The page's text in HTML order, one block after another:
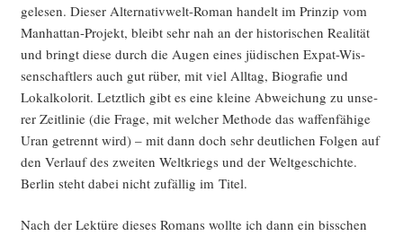
gele­sen. Die­ser Alter­na­tiv­welt-Roman han­delt im Prin­zip vom
Man­hat­tan-Pro­jekt, bleibt sehr nah an der his­to­ri­schen Rea­li­tät
und bringt die­se durch die Augen eines jüdi­schen Expat-Wis­
sen­schaft­lers auch gut rüber, mit viel All­tag, Bio­gra­fie und
Lokal­ko­lo­rit. Letzt­lich gibt es eine klei­ne Abwei­chung zu unse­
rer Zeit­li­nie (die Fra­ge, mit wel­cher Metho­de das waf­fen­fä­hi­ge
Uran getrennt wird) – mit dann doch sehr deut­li­chen Fol­gen auf
den Ver­lauf des zwei­ten Welt­kriegs und der Welt­ge­schich­te.
Ber­lin steht dabei nicht zufäl­lig im Titel.
Nach der Lek­tü­re die­ses Romans woll­te ich dann ein biss­chen